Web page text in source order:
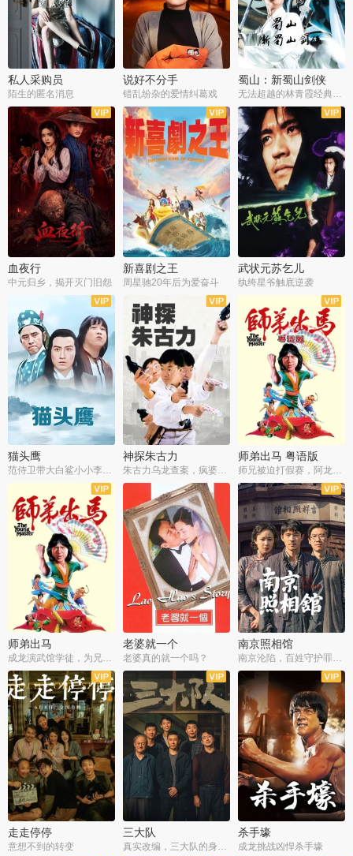
私人采购员
陌生的匿名消息
说好不分手
错乱纷杂的爱情纠葛戏
蜀山：新蜀山剑侠
无法超越的林青霞经典角色
血夜行
中元归乡，揭开灭门旧怨
新喜剧之王
周星驰20年后为爱奋斗
武状元苏乞儿
纨绔星爷触底逆袭
猫头鹰
范侍卫带大白鲨小小李破案寻妃
神探朱古力
朱古力乌龙查案，疯婆子神助攻
师弟出马 粤语版
师兄被迫打假赛，阿龙追查斗黑帮
师弟出马
成龙演武馆学徒，为兄搏命战黑道
老婆就一个
老婆真的就一个吗？
南京照相馆
南京沦陷，百姓守护罪证底片
走走停停
意想不到的转变
三大队 杀手壕
成龙挑战凶悍杀手壕